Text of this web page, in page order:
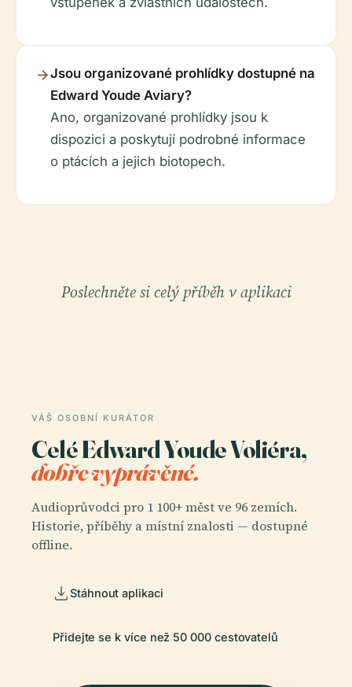
Jsou organizované prohlídky dostupné na
Edward Youde Aviary?
Ano, organizované prohlídky jsou k
dispozici a poskytují podrobné informace
o ptácích a jejich biotopech.
Poslechněte si celý příběh v aplikaci
VÁŠ OSOBNÍ KURÁTOR
Celé Edward Youde Voliéra,
dobře vyprávěné.
Audioprůvodci pro 1 100+ měst ve 96 zemích.
Historie, příběhy a místní znalosti — dostupné
offline.
Stáhnout aplikaci
Přidejte se k více než 50 000 cestovatelů